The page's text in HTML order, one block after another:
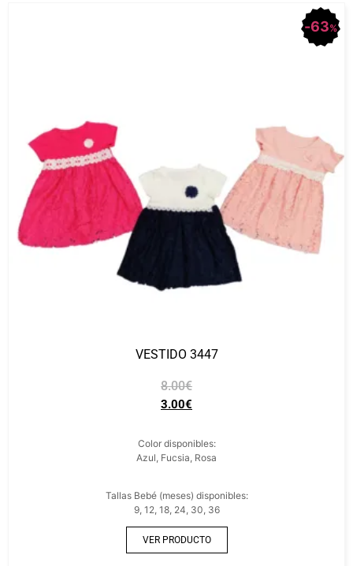
63%
VESTIDO 3447
8.00€
3.00€
Color disponibles:
Azul, Fucsia, Rosa
Tallas Bebé (meses) disponibles:
9, 12, 18, 24, 30, 36
VER PRODUCTO